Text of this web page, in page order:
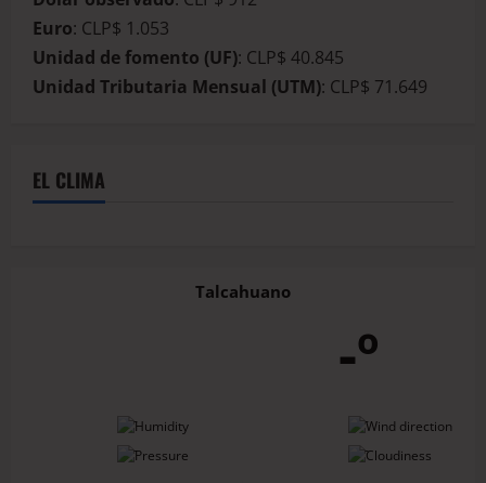
Euro: CLP$ 1.053
Unidad de fomento (UF): CLP$ 40.845
Unidad Tributaria Mensual (UTM): CLP$ 71.649
EL CLIMA
Talcahuano
-º
-
-
-
-